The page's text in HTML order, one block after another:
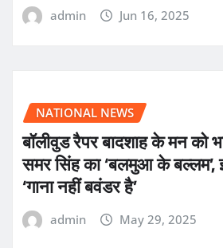
admin Jun 16, 2025
NATIONAL NEWS
बॉलीवुड रैपर बादशाह के मन को
समर सिंह का ‘बलमुआ के बल्लम’,
‘गाना नहीं बवंडर है’
admin May 29, 2025